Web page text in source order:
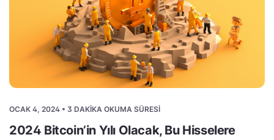
OCAK 4, 2024 • 3 DAKIKA OKUMA SÜRESI
2024 Bitcoin’in Yılı Olacak, Bu Hisselere